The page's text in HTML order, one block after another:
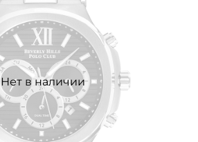
Нет в наличии